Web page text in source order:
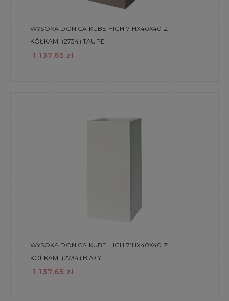
WYSOKA DONICA KUBE HIGH 71HX40X40 Z
KÓŁKAMI (2734) TAUPE
1 137,65 zł
WYSOKA DONICA KUBE HIGH 71HX40X40 Z
KÓŁKAMI (2734) BIAŁY
1 137,65 zł